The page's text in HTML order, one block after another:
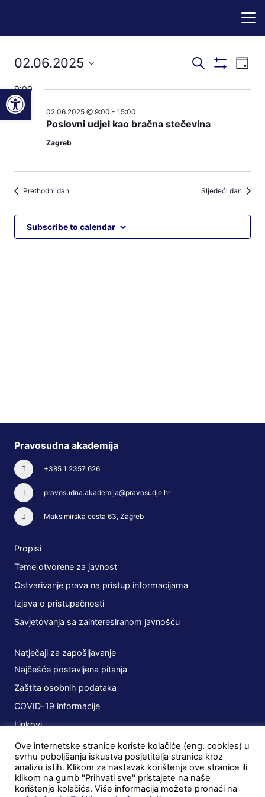
Događaji
for
02.06.2025
Događaji
Pretraži Dan
02.06.2025
datum.
9:00
Poslovni udjel kao bračna stečevina
02.06.2025 @ 9:00 - 15:00
Zagreb
Prethodni dan Sljedeći dan
Subscribe to calendar
Pravosudna akademija
+385 1 2357 626
pravosudna.akademija@pravosudje.hr
Maksimirska cesta 63, Zagreb
Propisi
Teme otvorene za javnost
Ostvarivanje prava na pristup informacijama
Izjava o pristupačnosti
Savjetovanja sa zainteresiranom javnošću
Natječaji za zapošljavanje
Najčešće postavljena pitanja
Zaštita osobnih podataka
COVID-19 informacije
Linkovi
Planovi
Javna nabava
Ugovori
Ove internetske stranice koriste kolačiće (eng. cookies) u
svrhu poboljšanja iskustva posjetitelja stranica kroz
analizu istih. Klikom za nastavak korištenja ove stranice ili
klikom na gumb "Prihvati sve" pristajete na naše
korištenje kolačića. Više informacija možete pronaći na
Open toolbar